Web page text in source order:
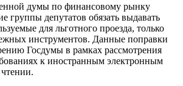
думы по финансовому рынку
группы депутатов обязать выдавать
для льготного проезда, только
инструментов. Данные поправки
Госдумы в рамках рассмотрения
к иностранным электронным